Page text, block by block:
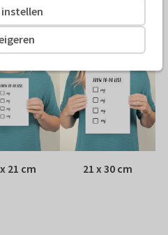
kaart
21 cm 21 x 30 cm